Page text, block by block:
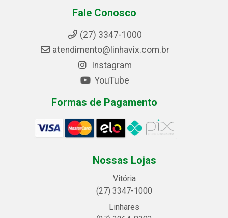
Fale Conosco
(27) 3347-1000
atendimento@linhavix.com.br
Instagram
YouTube
Formas de Pagamento
Nossas Lojas
Vitória
(27) 3347-1000
Linhares